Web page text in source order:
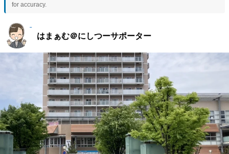
for accuracy.
はまぁむ＠にしつーサポーター